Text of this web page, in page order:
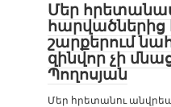
Մեր
հարվածներից
շարքերում
զինվոր չի
Պողոսյան
Մեր հրետանու